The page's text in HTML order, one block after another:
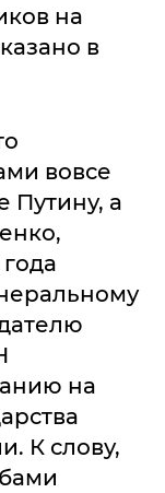
на
в
вовсе
Путину, а
на
К слову,